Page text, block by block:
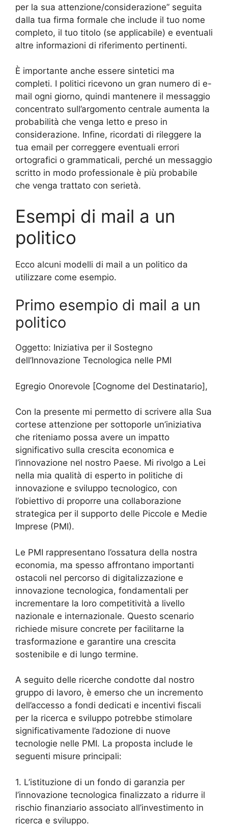
per la sua attenzione/considerazione” seguita
dalla tua firma formale che include il tuo nome
completo, il tuo titolo (se applicabile) e eventuali
altre informazioni di riferimento pertinenti.
È importante anche essere sintetici ma
completi. I politici ricevono un gran numero di e-
mail ogni giorno, quindi mantenere il messaggio
concentrato sull’argomento centrale aumenta la
probabilità che venga letto e preso in
considerazione. Infine, ricordati di rileggere la
tua email per correggere eventuali errori
ortografici o grammaticali, perché un messaggio
scritto in modo professionale è più probabile
che venga trattato con serietà.
Esempi di mail a un
politico
Ecco alcuni modelli di mail a un politico da
utilizzare come esempio.
Primo esempio di mail a un
politico
Oggetto: Iniziativa per il Sostegno
dell’Innovazione Tecnologica nelle PMI
Egregio Onorevole [Cognome del Destinatario],
Con la presente mi permetto di scrivere alla Sua
cortese attenzione per sottoporle un’iniziativa
che riteniamo possa avere un impatto
significativo sulla crescita economica e
l’innovazione nel nostro Paese. Mi rivolgo a Lei
nella mia qualità di esperto in politiche di
innovazione e sviluppo tecnologico, con
l’obiettivo di proporre una collaborazione
strategica per il supporto delle Piccole e Medie
Imprese (PMI).
Le PMI rappresentano l’ossatura della nostra
economia, ma spesso affrontano importanti
ostacoli nel percorso di digitalizzazione e
innovazione tecnologica, fondamentali per
incrementare la loro competitività a livello
nazionale e internazionale. Questo scenario
richiede misure concrete per facilitarne la
trasformazione e garantire una crescita
sostenibile e di lungo termine.
A seguito delle ricerche condotte dal nostro
gruppo di lavoro, è emerso che un incremento
dell’accesso a fondi dedicati e incentivi fiscali
per la ricerca e sviluppo potrebbe stimolare
significativamente l’adozione di nuove
tecnologie nelle PMI. La proposta include le
seguenti misure principali:
1. L’istituzione di un fondo di garanzia per
l’innovazione tecnologica finalizzato a ridurre il
rischio finanziario associato all’investimento in
ricerca e sviluppo.